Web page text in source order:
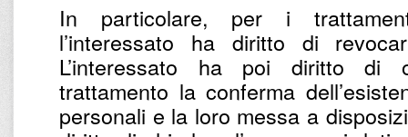
In particolare, per i
l’interessato ha diritto di
L’interessato ha poi diritto di
trattamento la conferma
personali e la loro messa a